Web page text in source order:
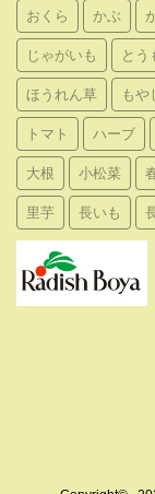
おくら かぶ
じゃがいも とう
ほうれん草 もや
トマト ハーブ
大根 小松菜
里芋 長いも